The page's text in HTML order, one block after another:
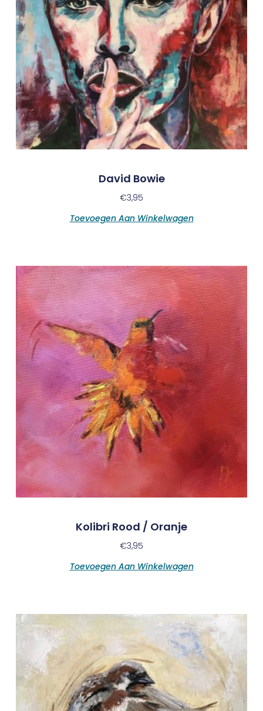
David Bowie
€3,95
Toevoegen Aan Winkelwagen
Kolibri Rood / Oranje
€3,95
Toevoegen Aan Winkelwagen